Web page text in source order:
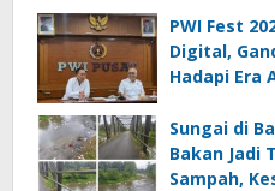
PWI Fest
Digital,
Hadapi Era
Sungai di
Bakan Jadi
Sampah,